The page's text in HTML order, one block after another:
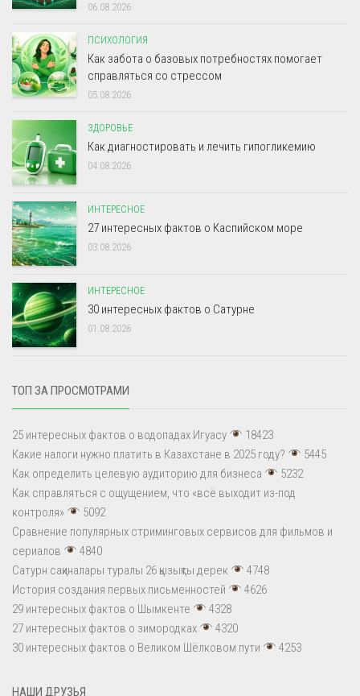
06.08.2026
ПСИХОЛОГИЯ
Как забота о базовых потребностях помогает
справляться со стрессом
05.08.2026
ЗДОРОВЬЕ
Как диагностировать и лечить гипогликемию
04.08.2026
ИНТЕРЕСНОЕ
27 интересных фактов о Каспийском море
03.08.2026
ИНТЕРЕСНОЕ
30 интересных фактов о Сатурне
01.08.2026
ТОП ЗА ПРОСМОТРАМИ
25 интересных фактов о водопадах Игуасу
18423
Какие налоги нужно платить в Казахстане в 2025 году?
5445
Как определить целевую аудиторию для бизнеса
5232
Как справляться с ощущением, что «всё выходит из-под
контроля»
5092
Сравнение популярных стриминговых сервисов для фильмов и
сериалов
4840
Сатурн сақиналары туралы 26 қызықты дерек
4748
История создания первых письменностей
4626
29 интересных фактов о Шымкенте
4328
27 интересных фактов о зимородках
4320
30 интересных фактов о Великом Шёлковом пути
4253
НАШИ ДРУЗЬЯ